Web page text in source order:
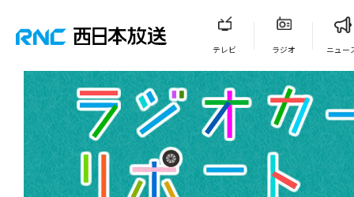
テレビ ラジオ ニュー